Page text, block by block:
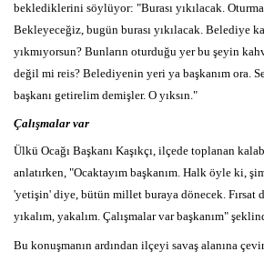
beklediklerini söylüyor: "Burası yıkılacak.
Bekleyeceğiz, bugün burası yıkılacak. Belediye
yıkmıyorsun? Bunların oturduğu yer bu şeyin
değil mi reis? Belediyenin yeri ya başkanım ora.
başkanı getirelim demişler. O yıksın."
Çalışmalar var
Ülkü Ocağı Başkanı Kaşıkçı, ilçede toplanan
anlatırken, "Ocaktayım başkanım. Halk öyle ki,
'yetişin' diye, bütün millet buraya dönecek. Fırsat
yıkalım, yakalım. Çalışmalar var başkanım"
Bu konuşmanın ardından ilçeyi savaş alanına